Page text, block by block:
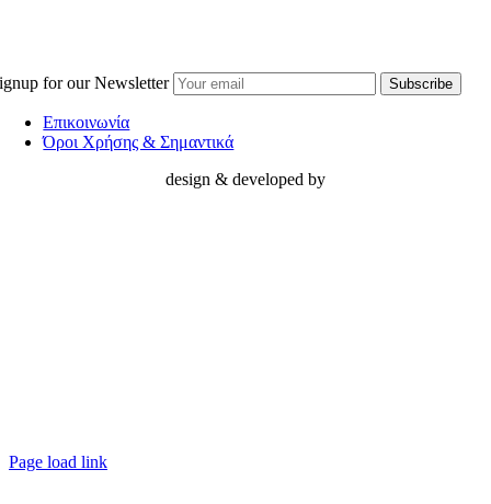
for our Newsletter
Επικοινωνία
Όροι Χρήσης & Σημαντικά
design & developed by
Page load link